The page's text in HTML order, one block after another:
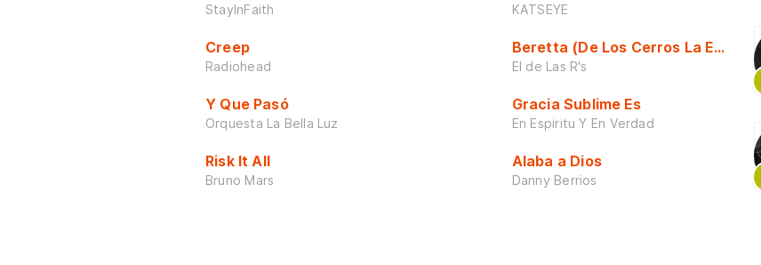
StayInFaith
Creep
Radiohead
Y Que Pasó
Orquesta La Bella Luz
Risk It All
Bruno Mars
KATSEYE
Beretta (De Los Cerros La Escuela)
El de Las R's
Gracia Sublime Es
En Espiritu Y En Verdad
Alaba a Dios
Danny Berrios